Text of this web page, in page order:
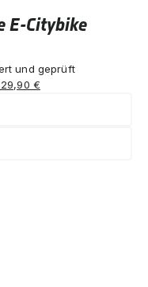
E-Citybike
und geprüft
€